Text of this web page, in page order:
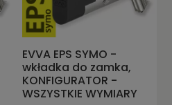
EVVA EPS SYMO -
wkładka do zamka,
KONFIGURATOR -
WSZYSTKIE WYMIARY